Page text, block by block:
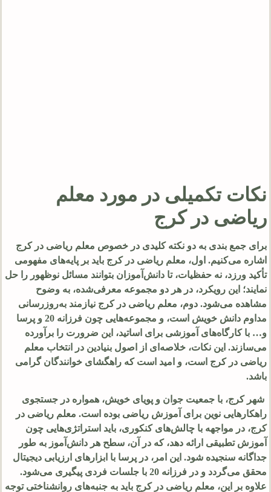
نکات تکمیلی در مورد معلم
ریاضی در کرج
برای جمع بندی به دو نکته کلیدی در خصوص معلم ریاضی در کرج
اشاره می‌کنیم. اول، معلم ریاضی در کرج باید بر پایه‌های مفهومی
تأکید ورزد، نه حفظیات، تا دانش‌آموزان بتوانند مسائل نوظهور را حل
نمایند؛ این رویکرد، در هر دو مجموعه معرفی‌شده، به وضوح
مشاهده می‌شود. دوم، معلم ریاضی در کرج نیازمند به‌روزرسانی
مداوم دانش خویش است، و مجموعه‌هایی چون فرزانه 20 و پرسا
و… با کارگاه‌های آموزشی برای اساتید، این ضرورت را برآورده
می‌سازند. این نکات، خلاصه‌ای از اصول بنیادین در انتخاب معلم
ریاضی در کرج است، و امید است که راهگشای خوانندگان گرامی
باشد.
شهر کرج، با جمعیت جوان و پویای خویش، همواره در جستجوی
راهکارهایی نوین برای آموزش ریاضی بوده است. معلم ریاضی در
کرج، در مواجهه با چالش‌های کنکوری، باید استراتژی‌هایی چون
آموزش تطبیقی ارائه دهد، که در آن، سطح هر دانش‌آموز به طور
جداگانه سنجیده شود. این امر، در پرسا با ابزارهای ارزیابی دیجیتال
محقق می‌گردد و در فرزانه 20 با جلسات فردی پیگیری می‌شود.
علاوه بر این، معلم ریاضی در کرج باید به جنبه‌های روانشناختی توجه